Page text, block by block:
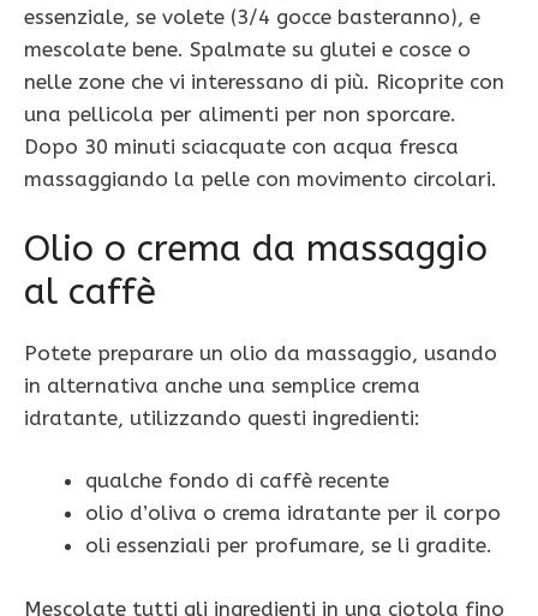
essenziale, se volete (3/4 gocce basteranno), e
mescolate bene. Spalmate su glutei e cosce o
nelle zone che vi interessano di più. Ricoprite con
una pellicola per alimenti per non sporcare.
Dopo 30 minuti sciacquate con acqua fresca
massaggiando la pelle con movimento circolari.
Olio o crema da massaggio
al caffè
Potete preparare un olio da massaggio, usando
in alternativa anche una semplice crema
idratante, utilizzando questi ingredienti:
qualche fondo di caffè recente
olio d’oliva o crema idratante per il corpo
oli essenziali per profumare, se li gradite.
Mescolate tutti gli ingredienti in una ciotola fino